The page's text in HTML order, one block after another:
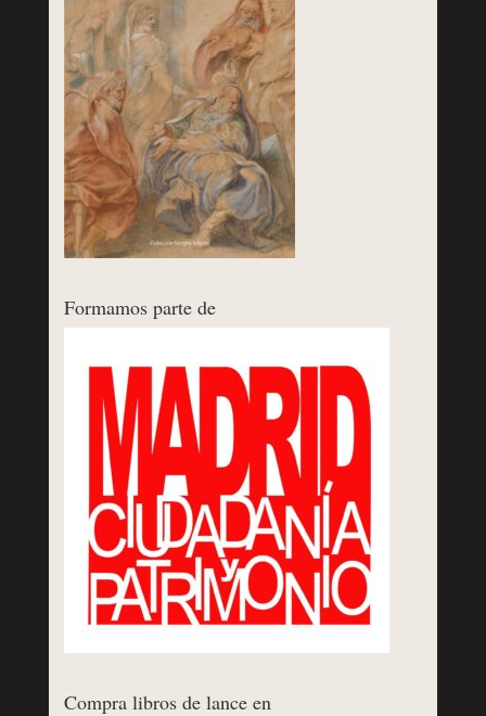
Formamos parte de
Compra libros de lance en